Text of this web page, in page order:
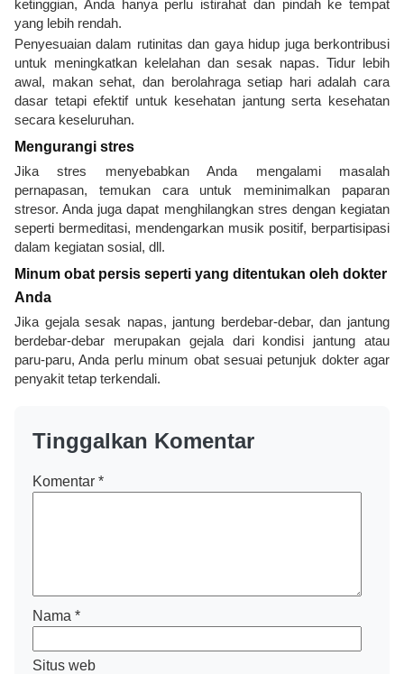
ketinggian, Anda hanya perlu istirahat dan pindah ke tempat
yang lebih rendah.
Penyesuaian dalam rutinitas dan gaya hidup juga berkontribusi
untuk meningkatkan kelelahan dan sesak napas. Tidur lebih
awal, makan sehat, dan berolahraga setiap hari adalah cara
dasar tetapi efektif untuk kesehatan jantung serta kesehatan
secara keseluruhan.
Mengurangi stres
Jika stres menyebabkan Anda mengalami masalah
pernapasan, temukan cara untuk meminimalkan paparan
stresor. Anda juga dapat menghilangkan stres dengan kegiatan
seperti bermeditasi, mendengarkan musik positif, berpartisipasi
dalam kegiatan sosial, dll.
Minum obat persis seperti yang ditentukan oleh dokter
Anda
Jika gejala sesak napas, jantung berdebar-debar, dan jantung
berdebar-debar merupakan gejala dari kondisi jantung atau
paru-paru, Anda perlu minum obat sesuai petunjuk dokter agar
penyakit tetap terkendali.
Tinggalkan Komentar
Komentar *
Nama *
Situs web